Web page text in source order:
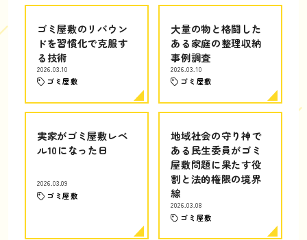
ゴミ屋敷のリバウン
ドを習慣化で克服す
る技術
2026.03.10
ゴミ屋敷
大量の物と格闘した
ある家庭の整理収納
事例調査
2026.03.10
ゴミ屋敷
実家がゴミ屋敷レベ
ル10になった日
2026.03.09
ゴミ屋敷
地域社会の守り神で
ある民生委員がゴミ
屋敷問題に果たす役
割と法的権限の境界
線
2026.03.08
ゴミ屋敷